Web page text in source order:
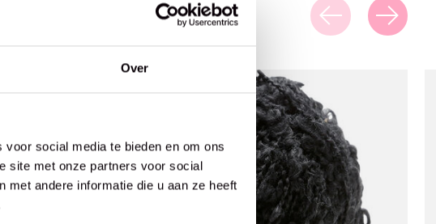
Over
social media te bieden en om ons
site met onze partners voor social
met andere informatie die u aan ze heeft